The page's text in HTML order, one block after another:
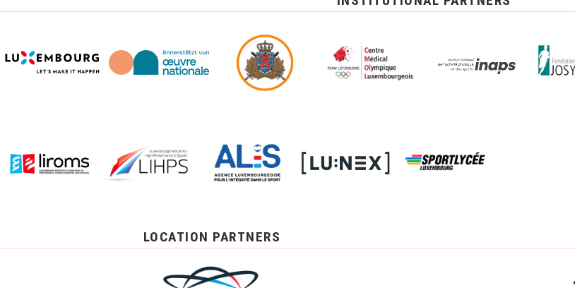
LOCATION PARTNERS